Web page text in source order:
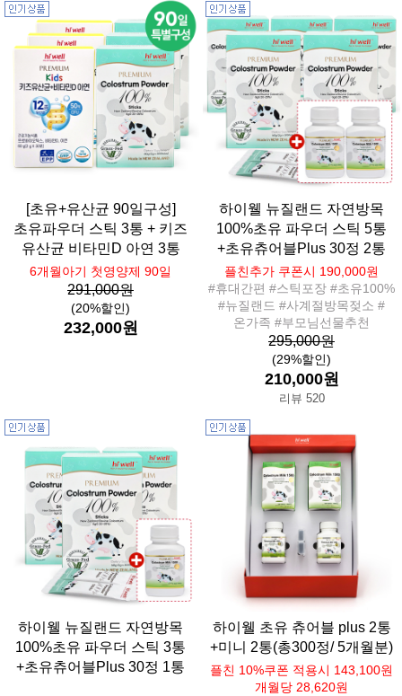
[초유+유산균 90일구성]
초유파우더 스틱 3통 + 키즈
유산균 비타민D 아연 3통
6개월아기 첫영양제 90일
291,000원
(20%할인)
232,000원
하이웰 뉴질랜드 자연방목
100%초유 파우더 스틱 5통
+초유츄어블Plus 30정 2통
플친추가 쿠폰시 190,000원
#휴대간편 #스틱포장 #초유100%
#뉴질랜드 #사계절방목젖소 #
온가족 #부모님선물추천
295,000원
(29%할인)
210,000원
리뷰 520
하이웰 뉴질랜드 자연방목
100%초유 파우더 스틱 3통
+초유츄어블Plus 30정 1통
하이웰 초유 츄어블 plus 2통
+미니 2통(총300정/ 5개월분)
플친 10%쿠폰 적용시 143,100원
개월당 28,620원